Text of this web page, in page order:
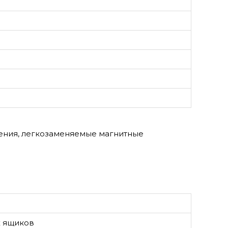
легкозаменяемые магнитные
ящиков